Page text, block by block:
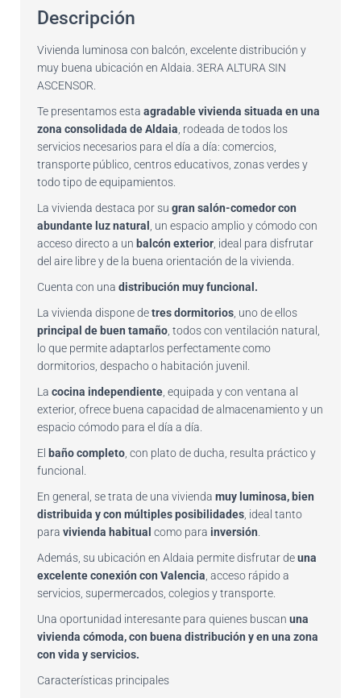
Descripción
Vivienda luminosa con balcón, excelente distribución y
muy buena ubicación en Aldaia. 3ERA ALTURA SIN
ASCENSOR.
Te presentamos esta agradable vivienda situada en una
zona consolidada de Aldaia , rodeada de todos los
servicios necesarios para el día a día: comercios,
transporte público, centros educativos, zonas verdes y
todo tipo de equipamientos.
La vivienda destaca por su gran salón-comedor con
abundante luz natural
, un espacio amplio y cómodo con
acceso directo a un balcón exterior , ideal para disfrutar
del aire libre y de la buena orientación de la vivienda.
Cuenta con una distribución muy funcional.
La vivienda dispone detres dormitorios , uno de ellos
principal de buen tamaño , todos con ventilación natural,
lo que permite adaptarlos perfectamente como
dormitorios, despacho o habitación juvenil.
La cocina independiente , equipada y con ventana al
exterior, ofrece buena capacidad de almacenamiento y un
espacio cómodo para el día a día.
El baño completo , con plato de ducha, resulta práctico y
funcional.
En general, se trata de una vivienda muy luminosa, bien
distribuida y con múltiples posibilidades , ideal tanto
para vivienda habitual como para inversión
Además, su ubicación en Aldaia permite disfrutar deuna
excelente conexión con Valencia , acceso rápido a
servicios, supermercados, colegios y transporte.
Una oportunidad interesante para quienes buscan una
vivienda cómoda, con buena distribución y en una zona
con vida y servicios.
Características principales